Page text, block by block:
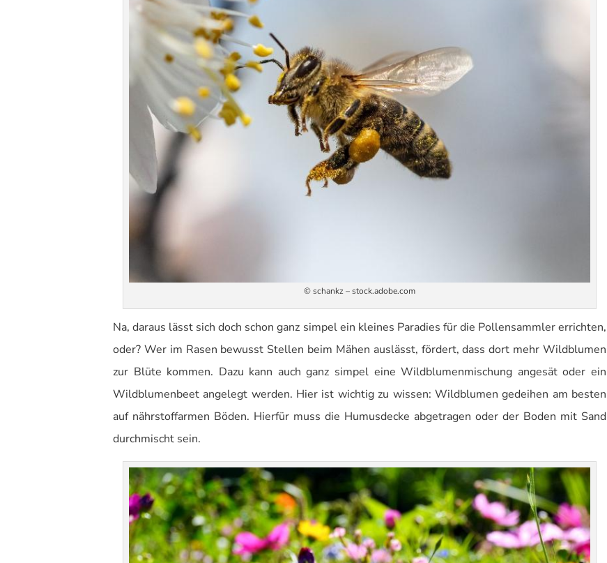
© schankz – stock.adobe.com
Na, daraus lässt sich doch schon ganz simpel ein kleines Paradies für die Pollensammler errichten,
oder? Wer im Rasen bewusst Stellen beim Mähen auslässt, fördert, dass dort mehr Wildblumen
zur Blüte kommen. Dazu kann auch ganz simpel eine Wildblumenmischung angesät oder ein
Wildblumenbeet angelegt werden. Hier ist wichtig zu wissen: Wildblumen gedeihen am besten
auf nährstoffarmen Böden. Hierfür muss die Humusdecke abgetragen oder der Boden mit Sand
durchmischt sein.